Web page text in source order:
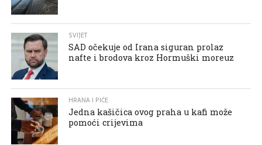
SVIJET
SAD očekuje od Irana siguran prolaz
nafte i brodova kroz Hormuški moreuz
HRANA I PIĆE
Jedna kašičica ovog praha u kafi može
pomoći crijevima